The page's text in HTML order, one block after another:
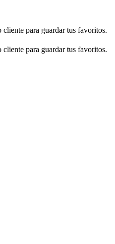
para guardar tus favoritos.
para guardar tus favoritos.